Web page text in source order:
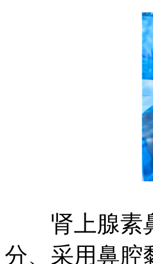
肾上腺素鼻
分、采用鼻腔